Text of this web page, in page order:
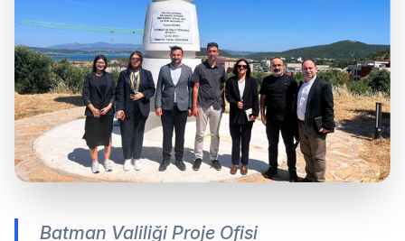
Batman Valiliği Proje Ofisi